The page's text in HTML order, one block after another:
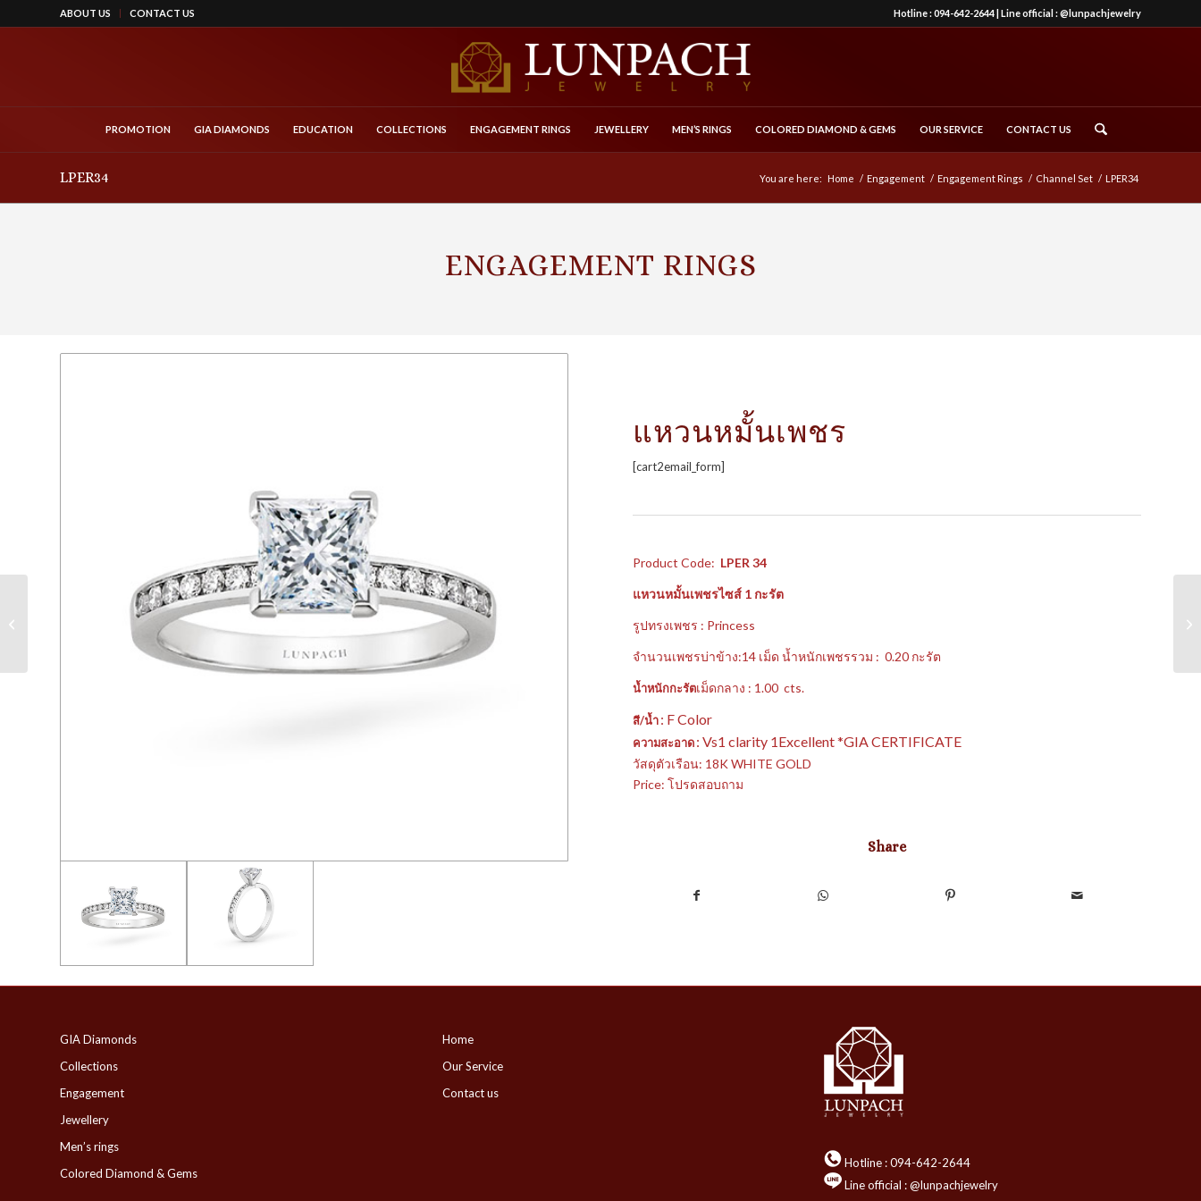
ABOUT US CONTACT US Hotline :094-642-2644| Line official :@lunpachjewelry
PROMOTION GIA DIAMONDS EDUCATION COLLECTIONS ENGAGEMENT RINGS JEWELLERY MEN’S RINGS COLORED DIAMOND & GEMS OUR SERVICE CONTACT US
LPER34 You are here: Home / Engagement / Engagement Rings / Channel Set / LPER34
ENGAGEMENT RINGS
แหวนหมั้นเพชร
[cart2email_form]
Product Code: LPER 34
แหวนหมั้นเพชรไซส์ 1 กะรัต
รูปทรงเพชร : Princess
จำนวนเพชรบ่าข้าง:14 เม็ด น้ำหนักเพชรรวม : 0.20 กะรัต
น้ำหนักกะรัตเม็ดกลาง : 1.00 cts.
สี/น้ำ: F Color
ความสะอาด: Vs1 clarity 1Excellent *GIA CERTIFICATE
วัสดุตัวเรือน: 18K WHITE GOLD
Price: โปรดสอบถาม
Share
GIA Diamonds
Collections
Engagement
Jewellery
Men’s rings
Colored Diamond & Gems
Home
Our Service
Contact us
Hotline :094-642-2644
Line official : @lunpachjewelry